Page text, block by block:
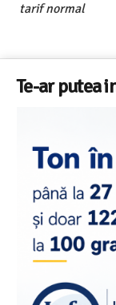
tarif normal
Te-ar putea